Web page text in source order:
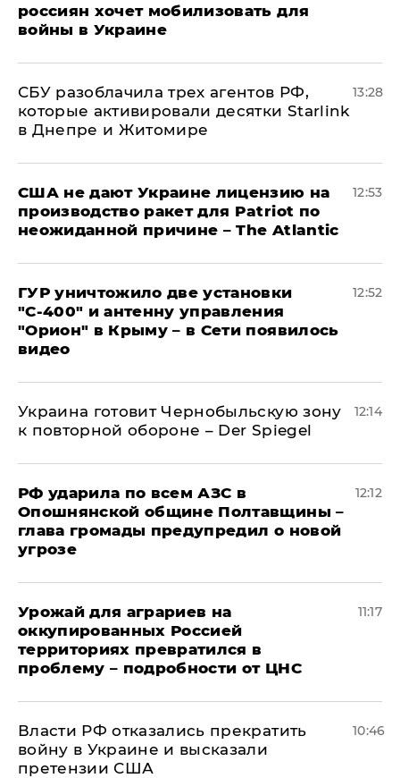
россиян хочет мобилизовать для
войны в Украине
СБУ разоблачила трех агентов РФ,
которые активировали десятки Starlink
в Днепре и Житомире
13:28
США не дают Украине лицензию на
производство ракет для Patriot по
неожиданной причине – The Atlantic
12:53
ГУР уничтожило две установки
"С‑400" и антенну управления
"Орион" в Крыму – в Сети появилось
видео
12:52
Украина готовит Чернобыльскую зону
к повторной обороне – Der Spiegel
12:14
РФ ударила по всем АЗС в
Опошнянской общине Полтавщины –
глава громады предупредил о новой
угрозе
12:12
Урожай для аграриев на
оккупированных Россией
территориях превратился в
проблему – подробности от ЦНС
11:17
Власти РФ отказались прекратить
войну в Украине и высказали
претензии США
10:46